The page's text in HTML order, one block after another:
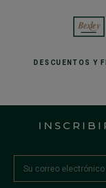
DESCUENTOS Y